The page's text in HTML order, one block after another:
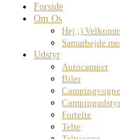
Forside
Om Os
Hej ;)
Samarbejde
Udstyr
Autocamper
Biler
Campingvogne
Campingudstyr
Fortelte
Telte